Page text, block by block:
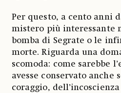
Per questo, a cento anni
mistero più interessante
bomba di Segrate o le
morte. Riguarda una
scomoda: come sarebbe
avesse conservato anche
coraggio,